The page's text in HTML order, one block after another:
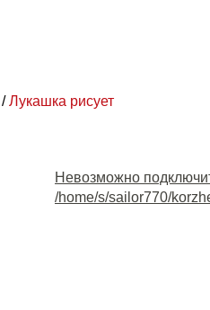
/Лукашка рисует
Невозможно
/home/s/sailor770/